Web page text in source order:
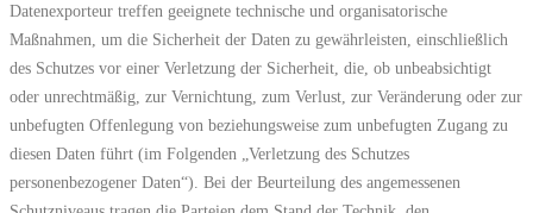
Datenexporteur treffen geeignete technische und organisatorische
Maßnahmen, um die Sicherheit der Daten zu gewährleisten, einschließlich
des Schutzes vor einer Verletzung der Sicherheit, die, ob unbeabsichtigt
oder unrechtmäßig, zur Vernichtung, zum Verlust, zur Veränderung oder zur
unbefugten Offenlegung von beziehungsweise zum unbefugten Zugang zu
diesen Daten führt (im Folgenden „Verletzung des Schutzes
personenbezogener Daten“). Bei der Beurteilung des angemessenen